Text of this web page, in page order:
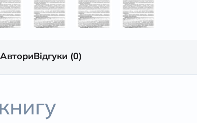
АвториВідгуки (0)